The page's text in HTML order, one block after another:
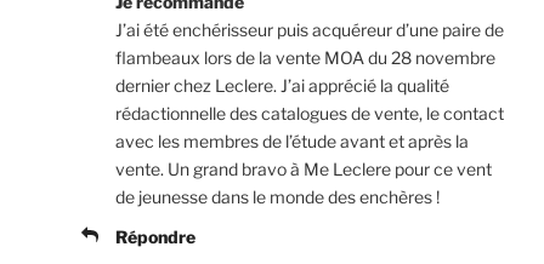
J’ai été enchérisseur puis acquéreur d’une paire de
flambeaux lors de la vente MOA du 28 novembre
dernier chez Leclere. J’ai apprécié la qualité
rédactionnelle des catalogues de vente, le contact
avec les membres de l’étude avant et après la
vente. Un grand bravo à Me Leclere pour ce vent
de jeunesse dans le monde des enchères !
Répondre